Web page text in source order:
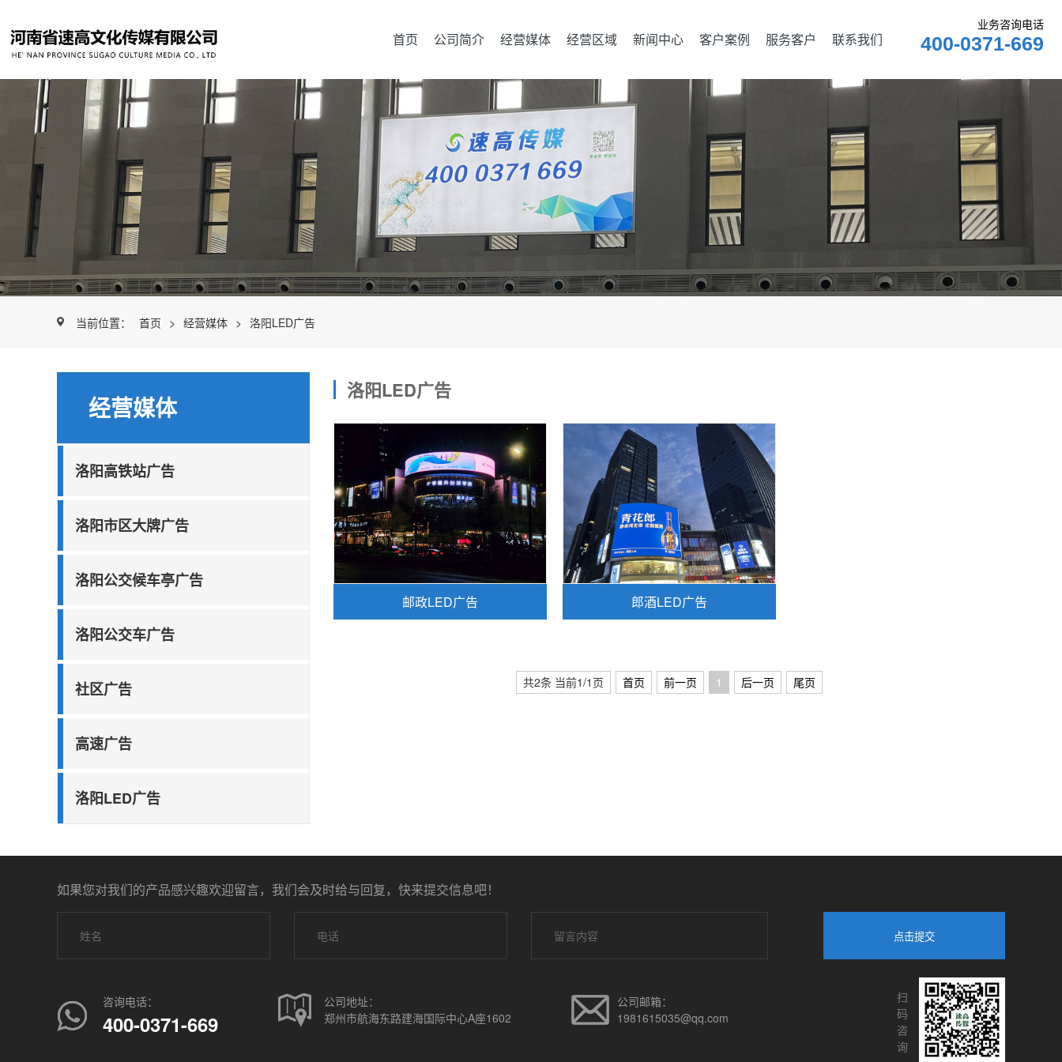
首页 公司简介 经营媒体 经营区域 新闻中心 客户案例 服务客户 联系我们
业务咨询电话
400-0371-669
当前位置： 首页 > 经营媒体 > 洛阳LED广告
经营媒体
洛阳高铁站广告
洛阳市区大牌广告
洛阳公交候车亭广告
洛阳公交车广告
社区广告
高速广告
洛阳LED广告
洛阳LED广告
邮政LED广告 郎酒LED广告
共2条 当前1/1页 首页 前一页 1 后一页 尾页
如果您对我们的产品感兴趣欢迎留言，我们会及时给与回复，快来提交信息吧！
点击提交
咨询电话：
400-0371-669
公司地址：
郑州市航海东路建海国际中心A座1602
公司邮箱：
1981615035@qq.com
扫
码
咨
询